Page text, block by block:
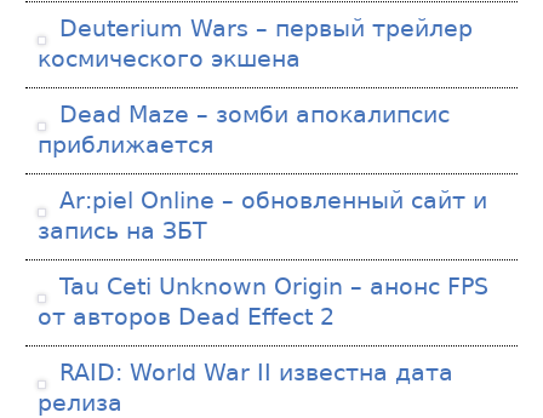
Deuterium Wars – первый трейлер
космического экшена
Dead Maze – зомби апокалипсис
приближается
Ar:piel Online – обновленный сайт и
запись на ЗБТ
Tau Ceti Unknown Origin – анонс FPS
от авторов Dead Effect 2
RAID: World War II известна дата
релиза